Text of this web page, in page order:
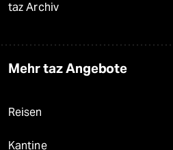
taz Archiv
Mehr taz Angebote
Reisen
Kantine